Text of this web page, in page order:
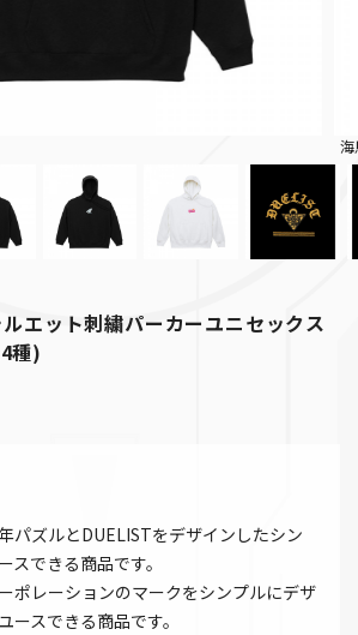
海
ット刺繍パーカーユニセックス
種)
パズルとDUELISTをデザインしたシン
スできる商品です。
ポレーションのマークをシンプルにデザ
ースできる商品です。